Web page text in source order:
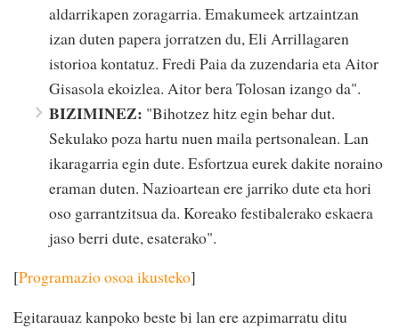
aldarrikapen zoragarria. Emakumeek artzaintzan
izan duten papera jorratzen du, Eli Arrillagaren
istorioa kontatuz. Fredi Paia da zuzendaria eta Aitor
Gisasola ekoizlea. Aitor bera Tolosan izango da".
BIZIMINEZ: "Bihotzez hitz egin behar dut.
Sekulako poza hartu nuen maila pertsonalean. Lan
ikaragarria egin dute. Esfortzua eurek dakite noraino
eraman duten. Nazioartean ere jarriko dute eta hori
oso garrantzitsua da. Koreako festibalerako eskaera
jaso berri dute, esaterako".
[Programazio osoa ikusteko]
Egitarauaz kanpoko beste bi lan ere azpimarratu ditu